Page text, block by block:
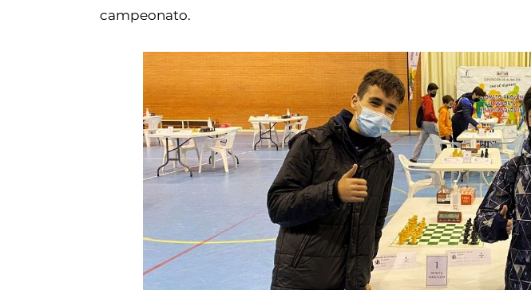
campeonato.